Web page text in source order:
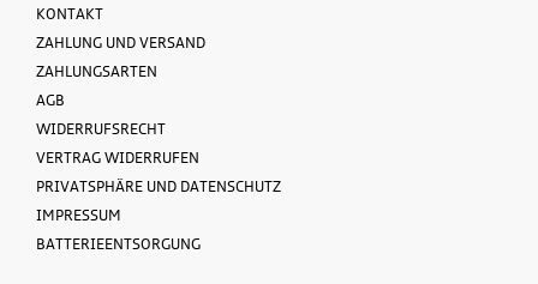
KONTAKT
ZAHLUNG UND VERSAND
ZAHLUNGSARTEN
AGB
WIDERRUFSRECHT
VERTRAG WIDERRUFEN
PRIVATSPHÄRE UND DATENSCHUTZ
IMPRESSUM
BATTERIEENTSORGUNG